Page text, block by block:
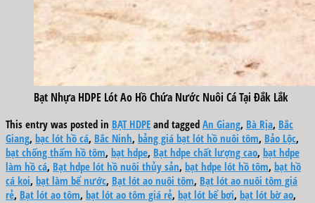
Bạt Nhựa HDPE Lót Ao Hồ Chứa Nước Nuôi Cá Tại Đắk Lắk
This entry was posted in BẠT HDPE and tagged An Giang, Bà Rịa, Bắc
Giang, bạc lót hồ cá, Bắc Ninh, bảng giá bạt lót hồ nuôi tôm, Bảo Lộc,
bạt chống thấm hồ tôm, bạt hdpe, Bạt hdpe chất lượng cao, bạt hdpe
làm hồ cá, Bạt hdpe lót hồ nuôi thủy sản, bạt hdpe lót hồ tôm, bạt hồ
cá koi, bạt làm bể nước, Bạt lót ao nuôi tôm, Bạt lót ao nuôi tôm giá
rẻ, Bạt lót ao tôm, bạt lót ao tôm giá rẻ, bạt lót bể bơi, bạt lót bờ ao,